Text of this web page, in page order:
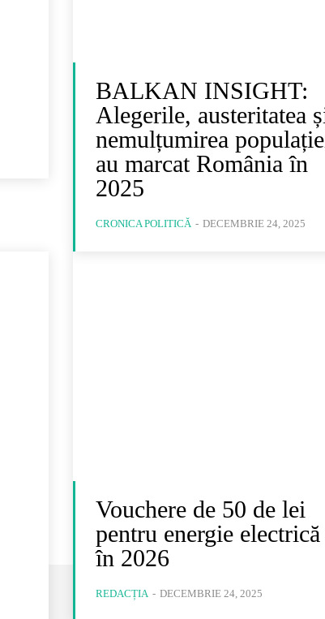
BALKAN INSIGHT:
Alegerile, austeritatea
nemulțumirea
au marcat România în
2025
CRONICA POLITICĂ - DECEMBRIE 24, 2025
Vouchere de 50 de lei
pentru energie electrică
în 2026
REDACȚIA - DECEMBRIE 24, 2025